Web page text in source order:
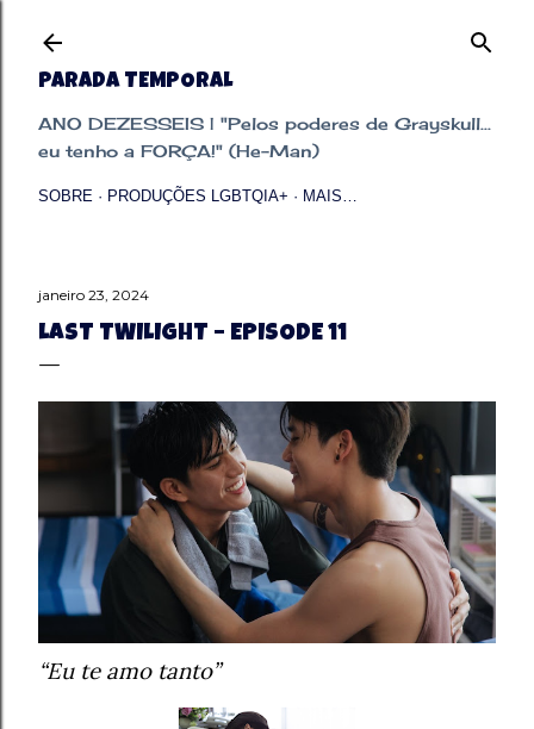
PARADA TEMPORAL
ANO DEZESSEIS | "Pelos poderes de Grayskull...
eu tenho a FORÇA!" (He-Man)
SOBRE PRODUÇÕES LGBTQIA+ MAIS…
janeiro 23, 2024
LAST TWILIGHT – EPISODE 11
“Eu te amo tanto”